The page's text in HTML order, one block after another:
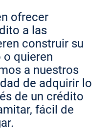
ofrecer
a las
construir su
quieren
a nuestros
de adquirir lo
de un crédito
fácil de